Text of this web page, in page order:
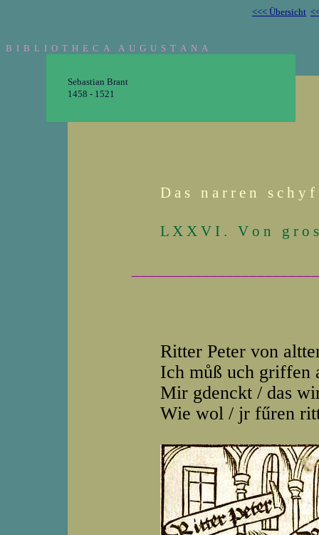
<<< Übersicht
B I B L I O T H E C A A U G U S T A N A
Sebastian Brant
1458 - 1521
D a s n a r r e n s c h y f
L X X V I . V o n g r o s
Ritter Peter von
Ich můß uch griffen
Mir gdenckt / das
Wie wol / jr fűren